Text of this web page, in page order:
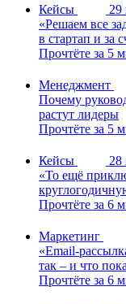
Кейсы
29
«Решаем все
в стартап и за
Прочтёте за 5
Менеджмент
Почему
растут лидеры
Прочтёте за 5
Кейсы
28
«То ещё
Прочтёте за 6
Маркетинг
«Email-
так – и что
Прочтёте за 6